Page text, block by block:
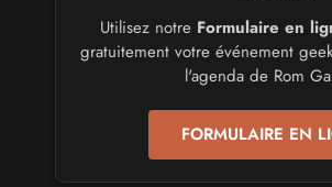
CULTURE JAPONAISE ET OTAKU
Mang'Azur 2027
les 24 et 25 avril 2027 - à Toulon
SALONS & CONVENTIONS GEEKS
Play Azur Festival 2027
Utilisez notre Formulaire en
gratuitement votre événement
l'agenda de Rom
FORMULAIRE EN